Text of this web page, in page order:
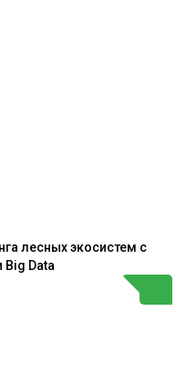
лесных экосистем с
Big Data